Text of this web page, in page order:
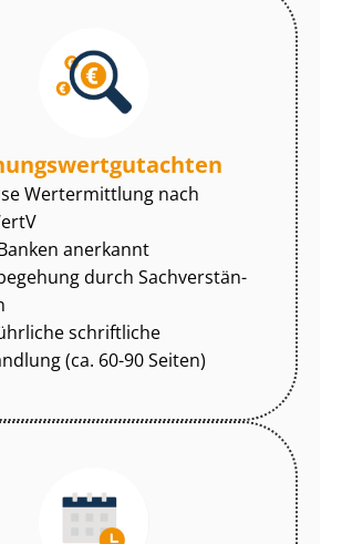
Wertermittlung nach
anerkannt
durch Sach­ver­stän­
schriftliche
(ca. 60-90 Seiten)